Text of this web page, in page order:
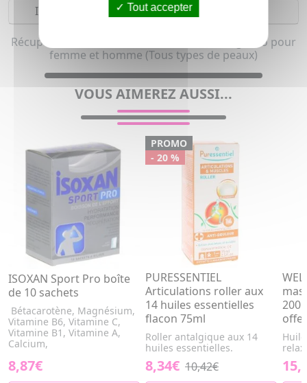
Indications
Récupération musculaire et Huile de massage bio pour
femme et homme (Tous types de peaux)
VOUS AIMEREZ AUSSI...
ISOXAN Sport Pro boîte
de 10 sachets
Bétacarotène, Magnésium,
Vitamine B6, Vitamine C,
Vitamine B1, Vitamine A,
Calcium,
8,87€
PROMO
- 20 %
PURESSENTIEL
Articulations roller aux
14 huiles essentielles
flacon 75ml
Roller antalgique aux 14
huiles essentielles.
8,34€ 10,42€
Tout accepter